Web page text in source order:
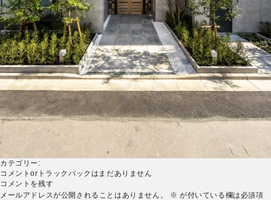
カテゴリー:
コメントorトラックバックはまだありません
コメントを残す
メールアドレスが公開されることはありません。
※ が付いている欄は必須項